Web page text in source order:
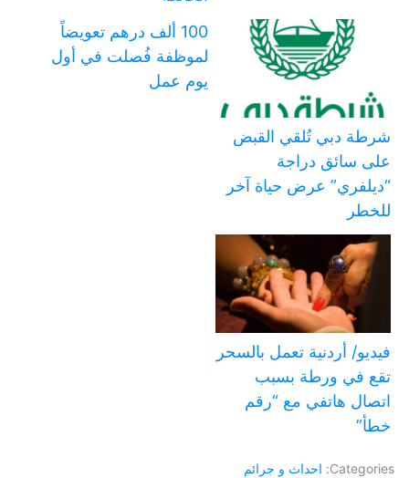
شرطة دبي تُلقي القبض
على سائق دراجة
“ديلفري” عرض حياة آخر
للخطر
100 ألف درهم تعويضاً
لموظفة فُصلت في أول
يوم عمل
فيديو/ أردنية تعمل بالسحر
تقع في ورطة بسبب
اتصال هاتفي مع “رقم
خطأ”
Categories: احداث و جرائم